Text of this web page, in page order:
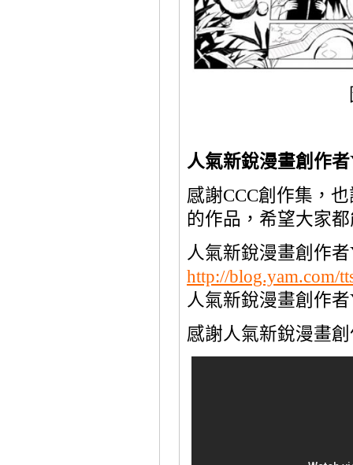
人氣新銳漫畫創作者
感謝CCC創作集，
的作品，希望大家
人氣新銳漫畫創作者
http://blog.yam.com/
人氣新銳漫畫創作者
感謝人氣新銳漫畫